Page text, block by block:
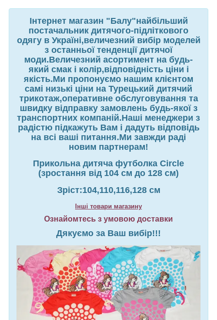
Інтернет магазин "Балу"найбільший
постачальник дитячого-підліткового
одягу в Україні,величезний вибір моделей
з останньої тенденції дитячої
моди.Величезний асортимент на будь-
який смак і колір,відповідність ціни і
якість.Ми пропонуємо нашим клієнтом
самі низькі ціни на Турецький дитячий
трикотаж,оперативне обслуговування та
швидку відправку замовлень будь-якої з
транспортних компаній.Наші менеджери з
радістю підкажуть Вам і дадуть відповідь
на всі ваші питання.Ми завжди раді
новим партнерам!
Прикольна дитяча футболка Circle
(зростання від 104 см до 128 см)
Зріст:104,110,116,128 см
Інші товари магазину
Ознайомтесь з умовою доставки
Дякуємо за Ваш вибір!!!